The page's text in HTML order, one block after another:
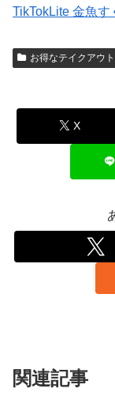
TikTokLite 金魚す
お得なテイクアウト
X
関連記事